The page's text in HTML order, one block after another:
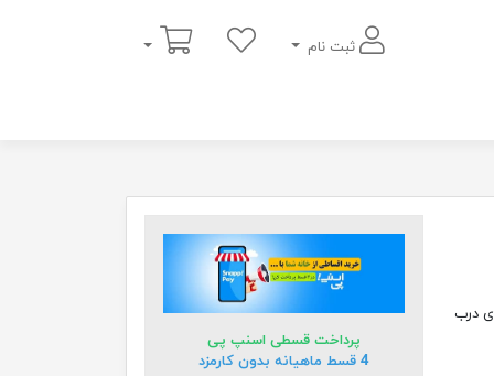
ثبت نام
سبد خرید
80 سانتی متر و عرض 35 و طول 60 دارای درب
پرداخت قسطی اسنپ پی
4 قسط ماهیانه بدون کارمزد